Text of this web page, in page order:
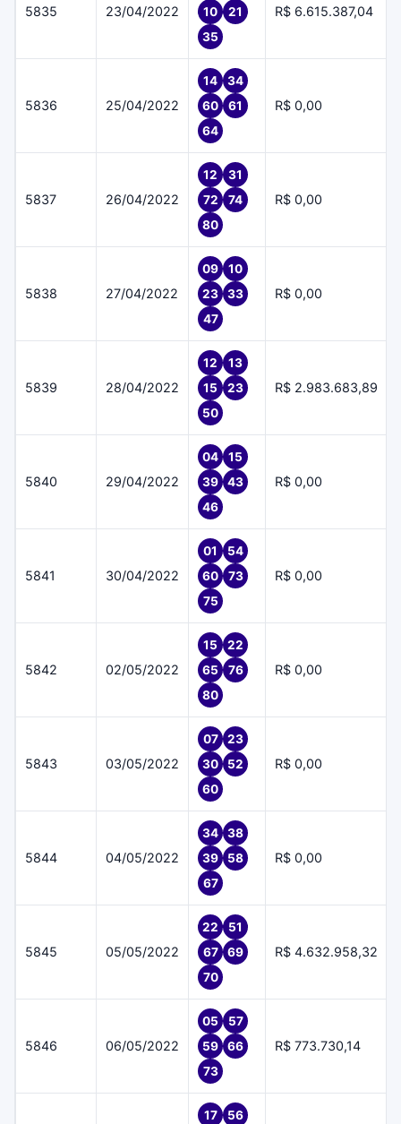
5835 23/04/2022 10
21
35
R$ 6.615.387,04
5836 25/04/2022
14
34
60
61
64
R$ 0,00
5837 26/04/2022
12
31
72
74
80
R$ 0,00
5838 27/04/2022
09
10
23
33
47
R$ 0,00
5839 28/04/2022
12
13
15
23
50
R$ 2.983.683,89
5840 29/04/2022
04
15
39
43
46
R$ 0,00
5841 30/04/2022
01
54
60
73
75
R$ 0,00
5842 02/05/2022
15
22
65
76
80
R$ 0,00
5843 03/05/2022
07
23
30
52
60
R$ 0,00
5844 04/05/2022
34
38
39
58
67
R$ 0,00
5845 05/05/2022
22
51
67
69
70
R$ 4.632.958,32
5846 06/05/2022
05
57
59
66
73
R$ 773.730,14
17
56